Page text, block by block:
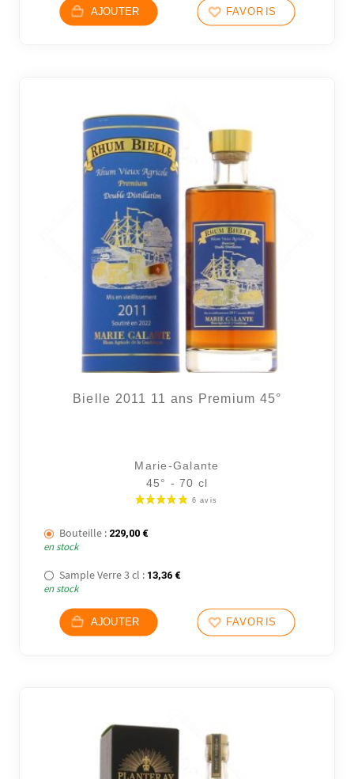
AJOUTER FAVORIS
Bielle 2011 11 ans Premium 45°
Marie-Galante
45° - 70 cl
Bouteille : 229,00 €
en stock
Sample Verre 3 cl : 13,36 €
en stock
AJOUTER FAVORIS